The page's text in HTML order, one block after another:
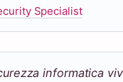
Specialist
informatica